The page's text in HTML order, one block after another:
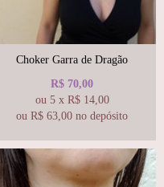
Choker Garra de Dragão
R$ 70,00
ou 5 x R$ 14,00
ou R$ 63,00 no depósito